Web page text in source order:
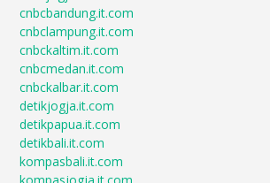
cnbcbandung.it.com
cnbclampung.it.com
cnbckaltim.it.com
cnbcmedan.it.com
cnbckalbar.it.com
detikjogja.it.com
detikpapua.it.com
detikbali.it.com
kompasbali.it.com